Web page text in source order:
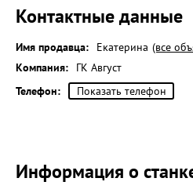
Контактные данные
Имя продавца: Екатерина (все
Компания:
ГК Август
Телефон:
Показать телефон
Информация о